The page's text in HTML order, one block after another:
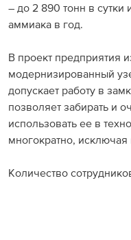
– до 2 890 тонн в сутки
аммиака в год.
В проект предприятия
модернизированный
допускает работу в
позволяет забирать и
использовать ее в
многократно, исключая
Количество